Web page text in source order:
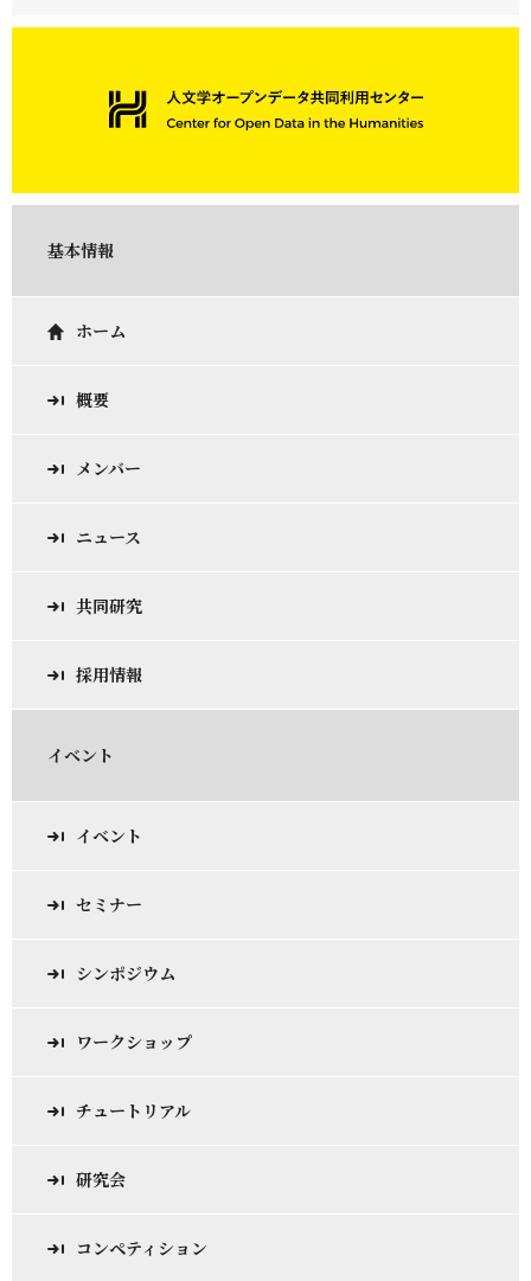
基本情報
ホーム
概要
メンバー
ニュース
共同研究
採用情報
イベント
イベント
セミナー
シンポジウム
ワークショップ
チュートリアル
研究会
コンペティション